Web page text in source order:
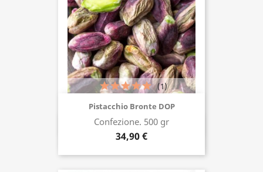
Pistacchio Bronte DOP
Confezione. 500 gr
34,90 €
(1)
Acquista ora